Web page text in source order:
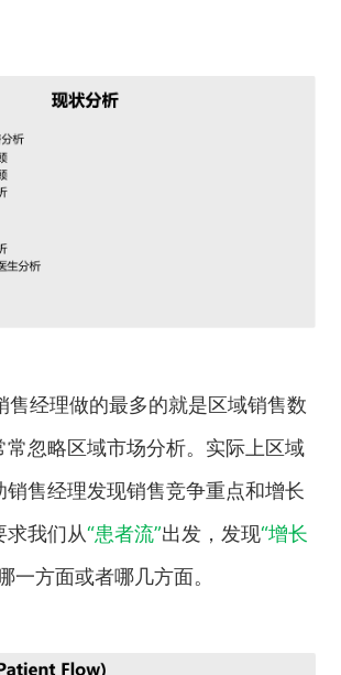
售经理做的最多的就是区域销售数
常忽略区域市场分析。实际上区域
销售经理发现销售竞争重点和增长
求我们从“患者流”出发，发现“增长
一方面或者哪几方面。